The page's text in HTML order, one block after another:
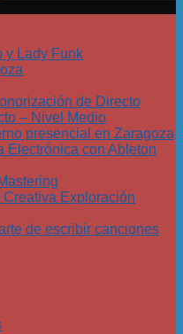
y Lady Funk
de Directo
– Nivel Medio
presencial en Zaragoza
Electrónica con Ableton
Exploración
de escribir canciones